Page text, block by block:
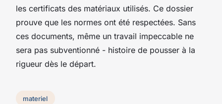
les certificats des matériaux utilisés. Ce dossier
prouve que les normes ont été respectées. Sans
ces documents, même un travail impeccable ne
sera pas subventionné - histoire de pousser à la
rigueur dès le départ.
materiel